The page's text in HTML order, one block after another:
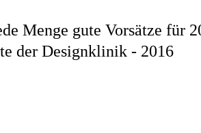
Menge gute Vorsätze für
der Designklinik - 2016